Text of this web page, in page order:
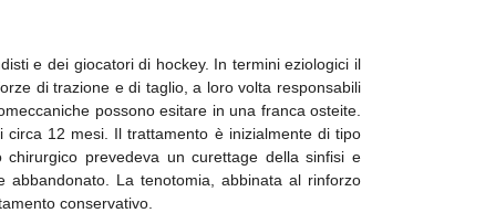
e dei giocatori di hockey. In termini eziologici il
di trazione e di taglio, a loro volta responsabili
possono esitare in una franca osteite.
circa 12 mesi. Il trattamento è inizialmente di tipo
prevedeva un curettage della sinfisi e
abbandonato. La tenotomia, abbinata al rinforzo
conservativo.